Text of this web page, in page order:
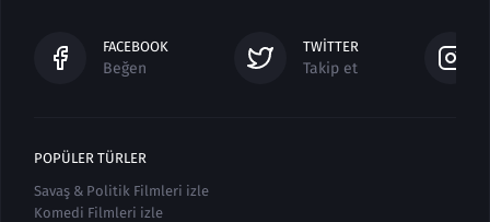
FACEBOOK
Beğen
TWITTER
Takip et
POPÜLER TÜRLER
Savaş & Politik Filmleri izle
Komedi Filmleri izle